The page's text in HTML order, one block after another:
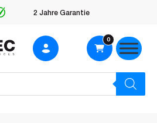
2 Jahre Garantie
0